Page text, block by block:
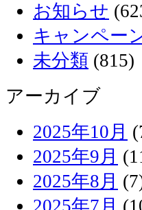
お知らせ
キャンペー
未分類 (815)
アーカイブ
2025年10月
2025年9月
2025年8月
2025年7月